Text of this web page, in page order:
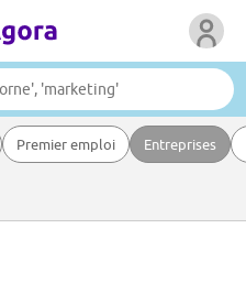
Premier emploi Entreprises